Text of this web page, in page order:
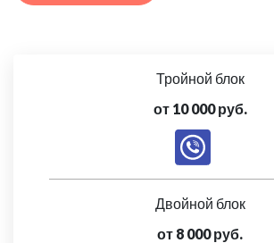
Тройной блок
от 10 000 руб.
Двойной блок
от 8 000 руб.